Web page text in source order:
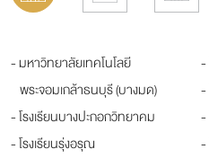
- มหาวิทยาลัยเทคโนโลยี
พระจอมเกล้าธนบุรี (บางมด)
- โรงเรียนบางปะกอกวิทยาคม
- โรงเรียนรุ่งอรุณ
-
-
-
-